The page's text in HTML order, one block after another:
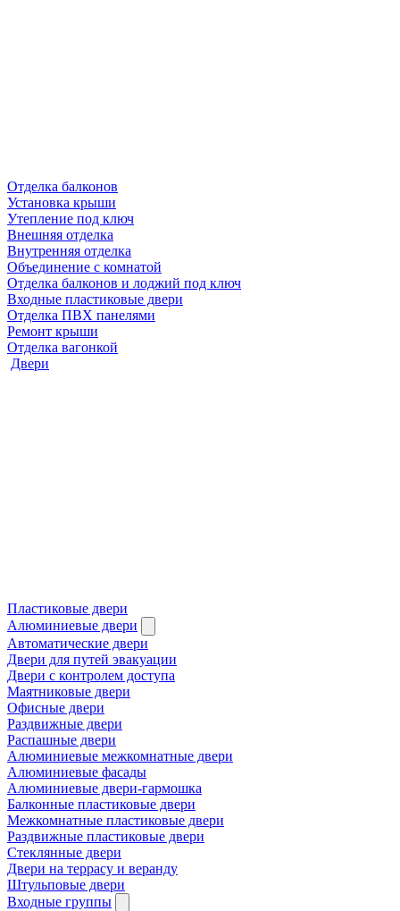
Отделка балконов
Установка крыши
Утепление под ключ
Внешняя отделка
Внутренняя отделка
Объединение с комнатой
Отделка балконов и лоджий под ключ
Входные пластиковые двери
Отделка ПВХ панелями
Ремонт крыши
Отделка вагонкой
Двери
Пластиковые двери
Алюминиевые двери
Автоматические двери
Двери для путей эвакуации
Двери с контролем доступа
Маятниковые двери
Офисные двери
Раздвижные двери
Распашные двери
Алюминиевые межкомнатные двери
Алюминиевые фасады
Алюминиевые двери-гармошка
Балконные пластиковые двери
Межкомнатные пластиковые двери
Раздвижные пластиковые двери
Стеклянные двери
Двери на террасу и веранду
Штульповые двери
Входные группы